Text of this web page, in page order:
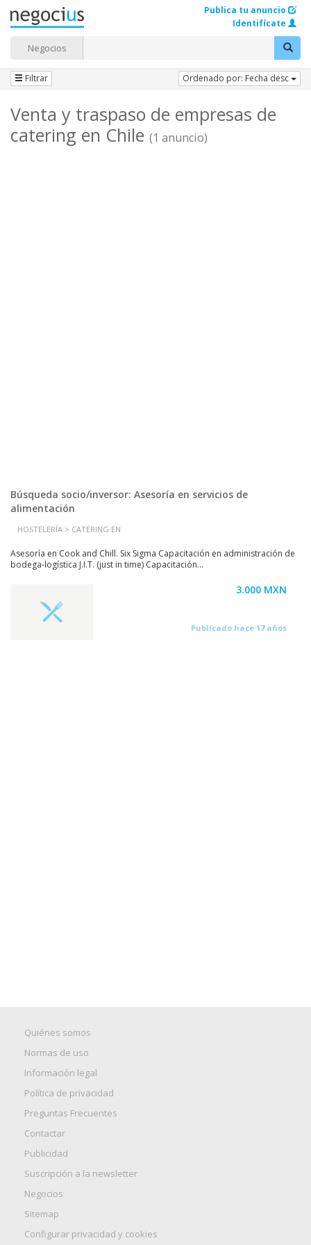
Negocios
Publica tu anuncio
Identifícate
Filtrar Ordenado por: Fecha desc
Venta y traspaso de empresas de
catering en Chile (1 anuncio)
Búsqueda socio/inversor: Asesoría en servicios de
alimentación
HOSTELERÍA > CATERING EN
Asesoría en Cook and Chill. Six Sigma Capacitación en administración de
bodega-logística J.I.T. (just in time) Capacitación...
3.000 MXN
Publicado hace 17 años
Quiénes somos
Normas de uso
Información legal
Política de privacidad
Preguntas Frecuentes
Contactar
Publicidad
Suscripción a la newsletter
Negocios
Sitemap
Configurar privacidad y cookies